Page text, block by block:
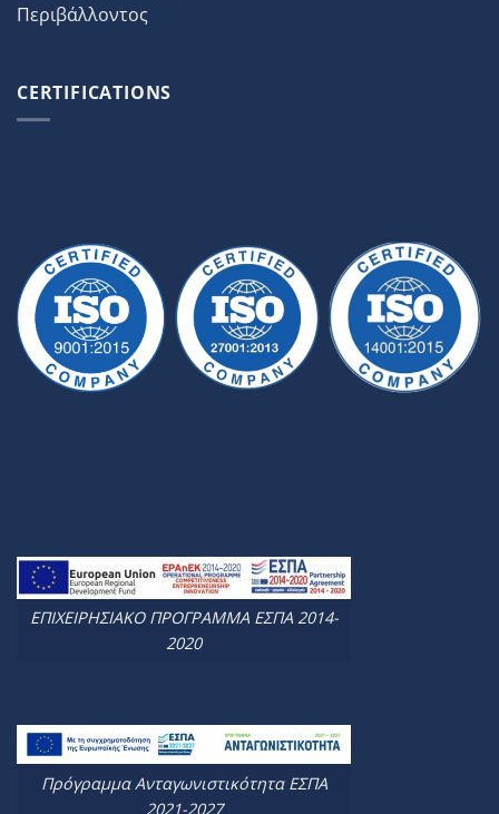
Περιβάλλοντος
CERTIFICATIONS
ΕΠΙΧΕΙΡΗΣΙΑΚΟ ΠΡΟΓΡΑΜΜΑ ΕΣΠΑ 2014-
2020
Πρόγραμμα Ανταγωνιστικότητα ΕΣΠΑ
2021-2027